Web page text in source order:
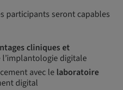
participants seront capables
cliniques et
l’implantologie digitale
avec le laboratoire
digital